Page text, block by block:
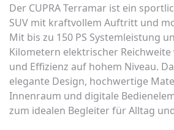
Der CUPRA Terramar ist ein
SUV mit kraftvollem Auftritt und
Mit bis zu 150 PS Systemleistung
Kilometern elektrischer
und Effizienz auf hohem Niveau.
elegante Design, hochwertige
Innenraum und digitale
zum idealen Begleiter für Alltag